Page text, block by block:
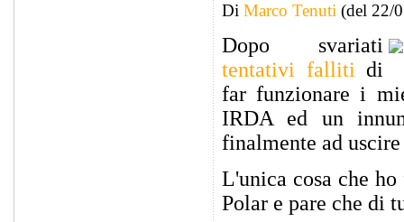
Di Marco Tenuti (del 22/
Dopo svariati
tentativi falliti di
far funzionare i
IRDA ed un
finalmente ad
L'unica cosa che
Polar e pare che di